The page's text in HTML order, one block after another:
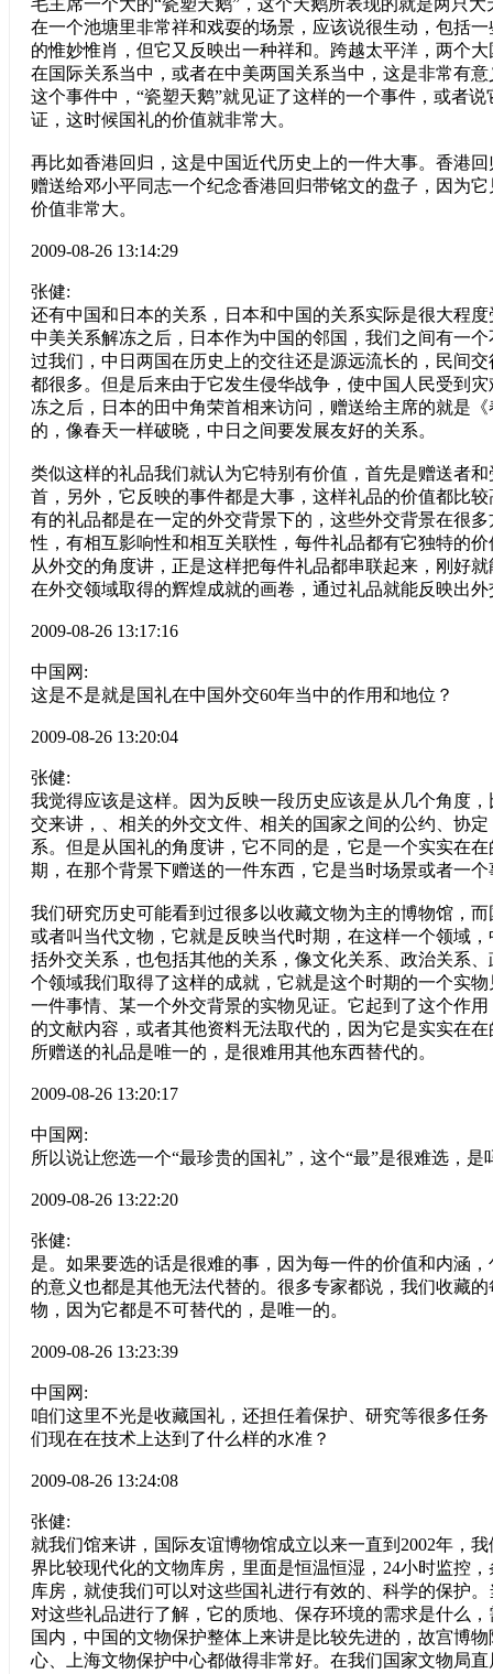
毛主席一个大的“瓷塑天鹅”，这个天鹅所表现的就是两只
在一个池塘里非常祥和戏耍的场景，应该说很生动，包括
的惟妙惟肖，但它又反映出一种祥和。跨越太平洋，两个
在国际关系当中，或者在中美两国关系当中，这是非常有
这个事件中，“瓷塑天鹅”就见证了这样的一个事件，或者
证，这时候国礼的价值就非常大。
再比如香港回归，这是中国近代历史上的一件大事。香港
赠送给邓小平同志一个纪念香港回归带铭文的盘子，因为
价值非常大。
2009-08-26 13:14:29
张健:
还有中国和日本的关系，日本和中国的关系实际是很大程
中美关系解冻之后，日本作为中国的邻国，我们之间有一
过我们，中日两国在历史上的交往还是源远流长的，民间
都很多。但是后来由于它发生侵华战争，使中国人民受到
冻之后，日本的田中角荣首相来访问，赠送给主席的就是
的，像春天一样破晓，中日之间要发展友好的关系。
类似这样的礼品我们就认为它特别有价值，首先是赠送者
首，另外，它反映的事件都是大事，这样礼品的价值都比
有的礼品都是在一定的外交背景下的，这些外交背景在很
性，有相互影响性和相互关联性，每件礼品都有它独特的
从外交的角度讲，正是这样把每件礼品都串联起来，刚好
在外交领域取得的辉煌成就的画卷，通过礼品就能反映出
2009-08-26 13:17:16
中国网:
这是不是就是国礼在中国外交60年当中的作用和地位？
2009-08-26 13:20:04
张健:
我觉得应该是这样。因为反映一段历史应该是从几个角度
交来讲，、相关的外交文件、相关的国家之间的公约、协
系。但是从国礼的角度讲，它不同的是，它是一个实实在
期，在那个背景下赠送的一件东西，它是当时场景或者一
我们研究历史可能看到过很多以收藏文物为主的博物馆，
或者叫当代文物，它就是反映当代时期，在这样一个领域
括外交关系，也包括其他的关系，像文化关系、政治关系
个领域我们取得了这样的成就，它就是这个时期的一个实
一件事情、某一个外交背景的实物见证。它起到了这个作
的文献内容，或者其他资料无法取代的，因为它是实实在
所赠送的礼品是唯一的，是很难用其他东西替代的。
2009-08-26 13:20:17
中国网:
所以说让您选一个“最珍贵的国礼”，这个“最”是很难选，是
2009-08-26 13:22:20
张健:
是。如果要选的话是很难的事，因为每一件的价值和内涵
的意义也都是其他无法代替的。很多专家都说，我们收藏
物，因为它都是不可替代的，是唯一的。
2009-08-26 13:23:39
中国网:
咱们这里不光是收藏国礼，还担任着保护、研究等很多任
们现在在技术上达到了什么样的水准？
2009-08-26 13:24:08
张健:
就我们馆来讲，国际友谊博物馆成立以来一直到2002年，
界比较现代化的文物库房，里面是恒温恒湿，24小时监控
库房，就使我们可以对这些国礼进行有效的、科学的保护
对这些礼品进行了解，它的质地、保存环境的需求是什么
国内，中国的文物保护整体上来讲是比较先进的，故宫博
心、上海文物保护中心都做得非常好。在我们国家文物局